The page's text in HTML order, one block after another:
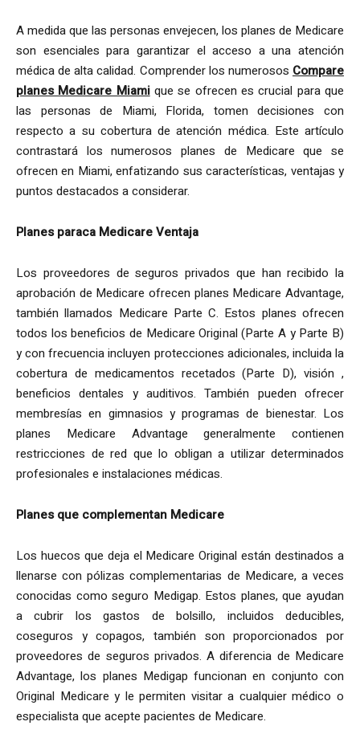
A medida que las personas envejecen, los planes de Medicare
son esenciales para garantizar el acceso a una atención
médica de alta calidad. Comprender los numerosos Compare
planes Medicare Miamique se ofrecen es crucial para que
las personas de Miami, Florida, tomen decisiones con
respecto a su cobertura de atención médica. Este artículo
contrastará los numerosos planes de Medicare que se
ofrecen en Miami, enfatizando sus características, ventajas y
puntos destacados a considerar.
Planes paraca Medicare Ventaja
Los proveedores de seguros privados que han recibido la
aprobación de Medicare ofrecen planes Medicare Advantage,
también llamados Medicare Parte C. Estos planes ofrecen
todos los beneficios de Medicare Original (Parte A y Parte B)
y con frecuencia incluyen protecciones adicionales, incluida la
cobertura de medicamentos recetados (Parte D), visión ,
beneficios dentales y auditivos. También pueden ofrecer
membresías en gimnasios y programas de bienestar. Los
planes Medicare Advantage generalmente contienen
restricciones de red que lo obligan a utilizar determinados
profesionales e instalaciones médicas.
Planes que complementan Medicare
Los huecos que deja el Medicare Original están destinados a
llenarse con pólizas complementarias de Medicare, a veces
conocidas como seguro Medigap. Estos planes, que ayudan
a cubrir los gastos de bolsillo, incluidos deducibles,
coseguros y copagos, también son proporcionados por
proveedores de seguros privados. A diferencia de Medicare
Advantage, los planes Medigap funcionan en conjunto con
Original Medicare y le permiten visitar a cualquier médico o
especialista que acepte pacientes de Medicare.